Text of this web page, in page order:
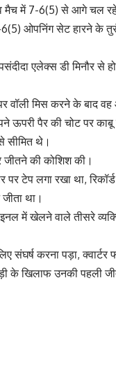
मैच में 7-6(5) से आगे चल
ओपनिंग सेट हारने के
एलेक्स डी मिनौर से
वॉली मिस करने के बाद वह
ऊपरी पैर की चोट पर काबू
सीमित थे।
जीतने की कोशिश की।
टेप लगा रखा था,
था।
में खेलने वाले तीसरे
संघर्ष करना पड़ा, क्वार्टर
के खिलाफ उनकी पहली